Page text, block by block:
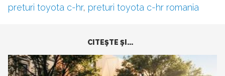
preturi toyota c-hr, preturi toyota c-hr romania
CITEŞTE ŞI...